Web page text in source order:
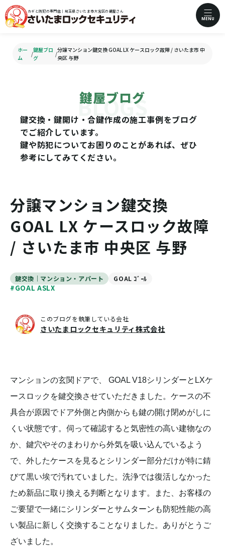
カギと防犯の専門店｜埼玉県さいたま市大宮区の鍵屋さん
MENU
ホー
ム
/
鍵屋ブロ
グ
/
分譲マンション鍵交換 GOAL LX ケースロック故障 / さいたま市 中
央区 与野
鍵屋ブログ
鍵交換・鍵開け・合鍵作成の施工事例をブログ
でご紹介しています。
鍵や防犯についてお困りのことがあれば、ぜひ
参考にしてみてください。
分譲マンション鍵交換
GOAL LX ケースロック故障
/ さいたま市 中央区 与野
鍵交換｜マンション・アパート GOAL ｺﾞｰﾙ
#GOAL ASLX
このブログを執筆している会社
さいたまロックセキュリティ株式会社
マンションの玄関ドアで、 GOAL V18シリンダーとLXケ
ースロックを鍵交換させていただきました。ケースの不
具合が原因でドア外側と内側からも鍵の開け閉めがしに
くい状態です。伺って確認すると気密性の高い建物なの
か、鍵穴やそのまわりから外気を吸い込んでいるよう
で、外したケースを見るとシリンダー部分だけが特に錆
びて黒い埃で汚れていました。洗浄では復活しなかった
ため新品に取り換える判断となります。また、お客様の
ご要望で一緒にシリンダーとサムターンも防犯性能の高
い製品に新しく交換することなりました。ありがとうご
ざいました。